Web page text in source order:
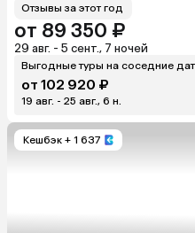
Отзывы за этот год
от 89 350 ₽
29 авг. - 5 сент., 7 ночей
Выгодные туры на соседние
от 102 920 ₽
19 авг. - 25 авг., 6 н.
Кешбэк + 1 637